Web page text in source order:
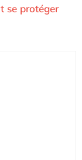
se protéger